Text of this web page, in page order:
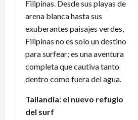
Filipinas. Desde sus playas de
arena blanca hasta sus
exuberantes paisajes verdes,
Filipinas no es solo un destino
para surfear; es una aventura
completa que cautiva tanto
dentro como fuera del agua.
Tailandia: el nuevo refugio
del surf